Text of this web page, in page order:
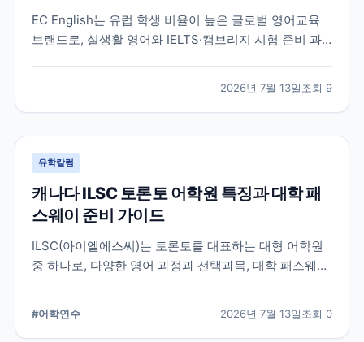
EC English는 유럽 학생 비율이 높은 글로벌 영어교육
브랜드로, 실생활 영어와 IELTS·캠브리지 시험 준비 과
2026년 7월 13일조회 9
유학칼럼
캐나다 ILSC 토론토 어학원 특징과 대학 패
스웨이 준비 가이드
ILSC(아이엘에스씨)는 토론토를 대표하는 대형 어학원
중 하나로, 다양한 영어 과정과 선택과목, 대학 패스웨이
해야 할 주요 특징과 준비 사항을 정리했습니다.
#어학연수 2026년 7월 13일조회 0